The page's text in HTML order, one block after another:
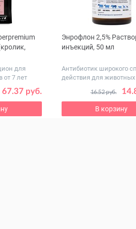
для
от 7 лет
67.37 руб.
Энрофлон 2,5%
инъекций, 50 мл
Антибиотик широкого
действия для животных
16.52 руб.
В корзину